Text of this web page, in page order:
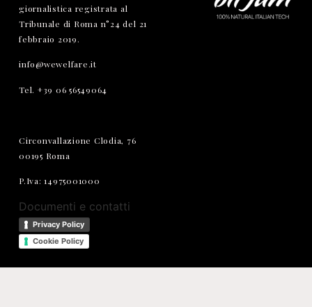
giornalistica registrata al
Tribunale di Roma n°24 del 21
febbraio 2019.
info@wewelfare.it
Tel. +39 06 56549064
Circonvallazione Clodia, 76
00195 Roma
P.Iva: 14975001000
Documenti e contatti
Privacy Policy
Cookie Policy